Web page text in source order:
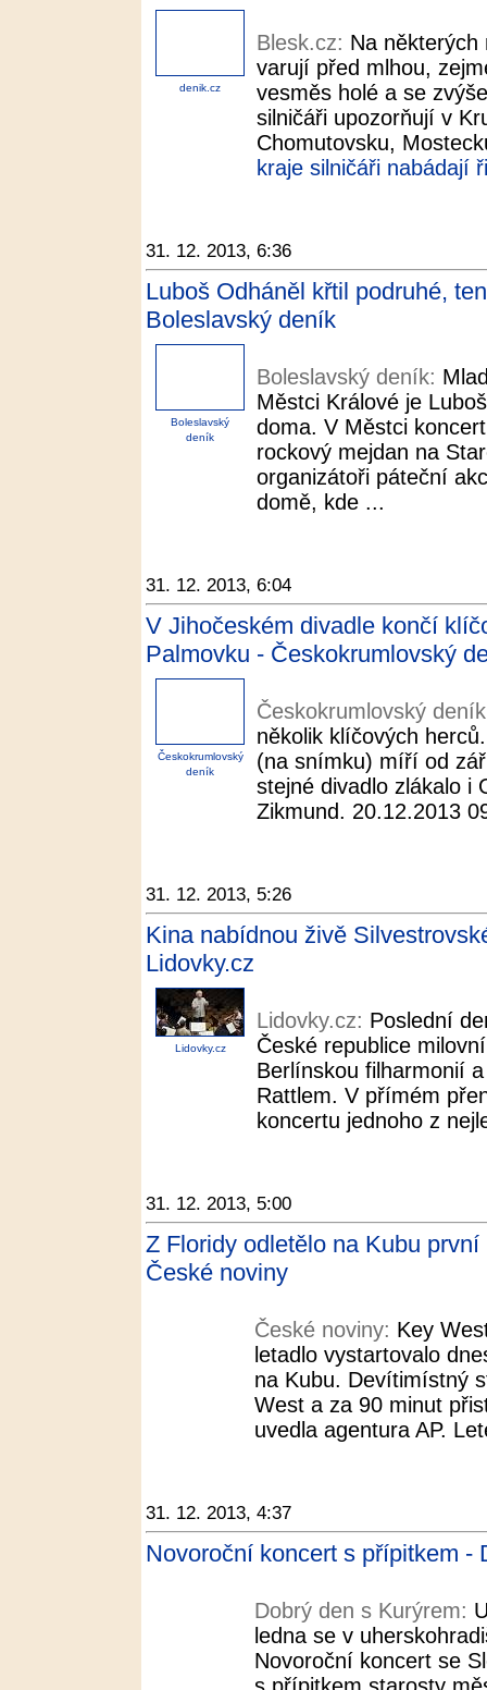
denik.cz
Blesk.cz: Na některých
varují před mlhou,
vesměs holé a se
silničáři upozorňují v
Chomutovsku,
kraje silničáři nabádají
31. 12. 2013, 6:36
Luboš Odháněl křtil podruhé,
Boleslavský deník
Boleslavský
deník
Boleslavský deník:
Městci Králové je
doma. V Městci
rockový mejdan na
organizátoři páteční
domě, kde ...
31. 12. 2013, 6:04
V Jihočeském divadle končí
Palmovku - Českokrumlovský
Českokrumlovský
deník
Českokrumlovský
několik klíčových
(na snímku) míří od
stejné divadlo zlákalo i
Zikmund. 20.12.2013
31. 12. 2013, 5:26
Kina nabídnou živě
Lidovky.cz
Lidovky.cz
Lidovky.cz: Poslední
České republice
Berlínskou filharmonií
Rattlem. V přímém
koncertu jednoho z
31. 12. 2013, 5:00
Z Floridy odletělo na Kubu
České noviny
České noviny: Key
letadlo vystartovalo
na Kubu. Devítimístný
West a za 90 minut
uvedla agentura AP.
31. 12. 2013, 4:37
Novoroční koncert s přípitkem -
Dobrý den s Kurýrem:
ledna se v
Novoroční koncert se